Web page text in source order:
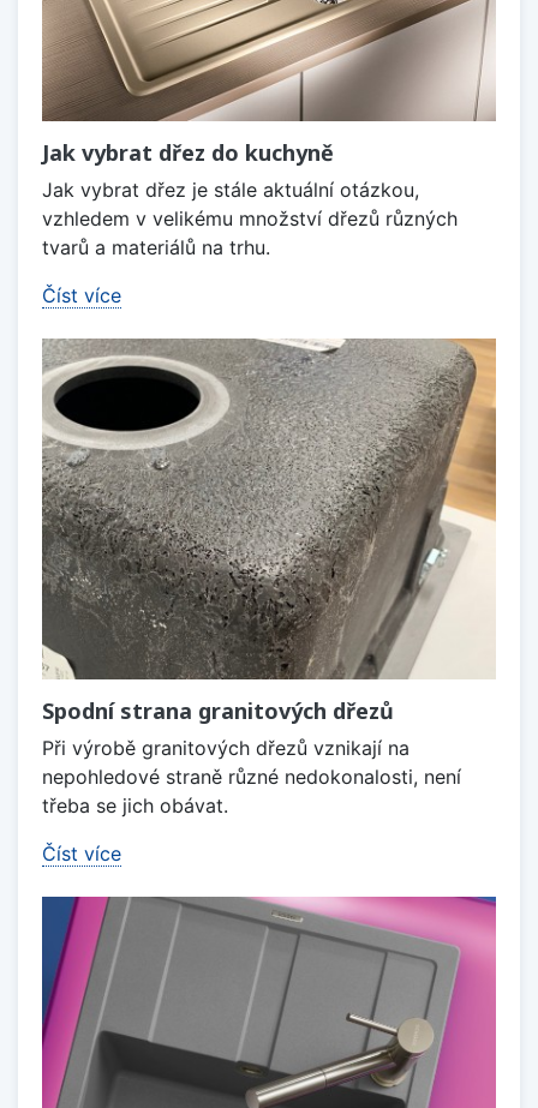
Jak vybrat dřez do kuchyně
Jak vybrat dřez je stále aktuální otázkou,
vzhledem v velikému množství dřezů různých
tvarů a materiálů na trhu.
Číst více
Spodní strana granitových dřezů
Při výrobě granitových dřezů vznikají na
nepohledové straně různé nedokonalosti, není
třeba se jich obávat.
Číst více